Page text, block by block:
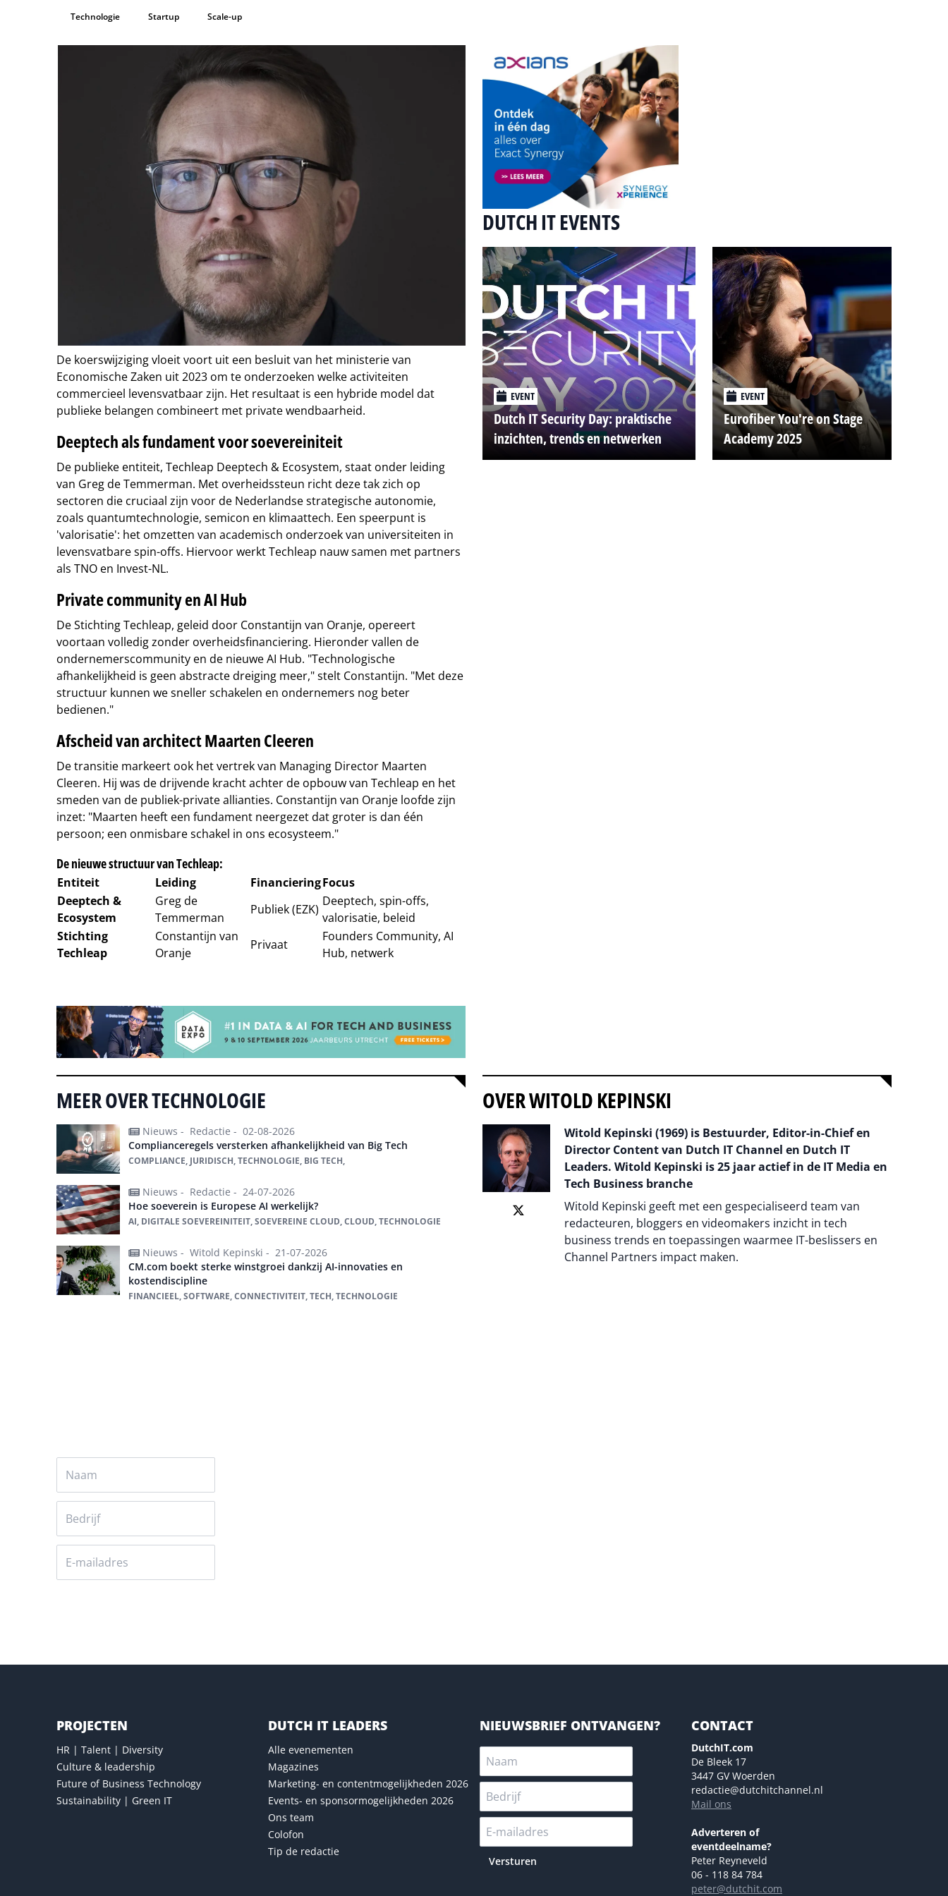
Technologie Startup Scale-up
De koerswijziging vloeit voort uit een besluit van het ministerie van
Economische Zaken uit 2023 om te onderzoeken welke activiteiten
commercieel levensvatbaar zijn. Het resultaat is een hybride model dat
publieke belangen combineert met private wendbaarheid.
Deeptech als fundament voor soevereiniteit
De publieke entiteit, Techleap Deeptech & Ecosystem, staat onder leiding
van Greg de Temmerman. Met overheidssteun richt deze tak zich op
sectoren die cruciaal zijn voor de Nederlandse strategische autonomie,
zoals quantumtechnologie, semicon en klimaattech. Een speerpunt is
'valorisatie': het omzetten van academisch onderzoek van universiteiten in
levensvatbare spin-offs. Hiervoor werkt Techleap nauw samen met partners
als TNO en Invest-NL.
Private community en AI Hub
De Stichting Techleap, geleid door Constantijn van Oranje, opereert
voortaan volledig zonder overheidsfinanciering. Hieronder vallen de
ondernemerscommunity en de nieuwe AI Hub. "Technologische
afhankelijkheid is geen abstracte dreiging meer," stelt Constantijn. "Met deze
structuur kunnen we sneller schakelen en ondernemers nog beter
bedienen."
Afscheid van architect Maarten Cleeren
De transitie markeert ook het vertrek van Managing Director Maarten
Cleeren. Hij was de drijvende kracht achter de opbouw van Techleap en het
smeden van de publiek-private allianties. Constantijn van Oranje loofde zijn
inzet: "Maarten heeft een fundament neergezet dat groter is dan één
persoon; een onmisbare schakel in ons ecosysteem."
De nieuwe structuur van Techleap:
Entiteit Leiding FinancieringFocus
Deeptech &
Ecosystem
Greg de
Temmerman
Publiek (EZK)
Deeptech, spin-offs,
valorisatie, beleid
Stichting
Techleap
Constantijn van
Oranje
Privaat
Founders Community, AI
Hub, netwerk
DUTCH IT EVENTS
EVENT
Dutch IT Security Day: praktische
inzichten, trends en netwerken
EVENT
Eurofiber You're on Stage
Academy 2025
MEER OVER TECHNOLOGIE
Nieuws - Redactie - 02-08-2026
Complianceregels versterken afhankelijkheid van Big Tech
COMPLIANCE, JURIDISCH, TECHNOLOGIE, BIG TECH,
Nieuws - Redactie - 24-07-2026
Hoe soeverein is Europese AI werkelijk?
AI, DIGITALE SOEVEREINITEIT, SOEVEREINE CLOUD, CLOUD, TECHNOLOGIE
Nieuws - Witold Kepinski - 21-07-2026
CM.com boekt sterke winstgroei dankzij AI-innovaties en
kostendiscipline
FINANCIEEL, SOFTWARE, CONNECTIVITEIT, TECH, TECHNOLOGIE
OVER WITOLD KEPINSKI
Witold Kepinski (1969) is Bestuurder, Editor-in-Chief en
Director Content van Dutch IT Channel en Dutch IT
Leaders. Witold Kepinski is 25 jaar actief in de IT Media en
Tech Business branche
Witold Kepinski geeft met een gespecialiseerd team van
redacteuren, bloggers en videomakers inzicht in tech
business trends en toepassingen waarmee IT-beslissers en
Channel Partners impact maken.
PROJECTEN
HR | Talent | Diversity
Culture & leadership
Future of Business Technology
Sustainability | Green IT
DUTCH IT LEADERS
Alle evenementen
Magazines
Marketing- en contentmogelijkheden 2026
Events- en sponsormogelijkheden 2026
Ons team
Colofon
Tip de redactie
NIEUWSBRIEF ONTVANGEN?
Versturen
CONTACT
DutchIT.com
De Bleek 17
3447 GV Woerden
redactie@dutchitchannel.nl
Mail ons
Adverteren of
eventdeelname?
Peter Reyneveld
06 - 118 84 784
peter@dutchit.com